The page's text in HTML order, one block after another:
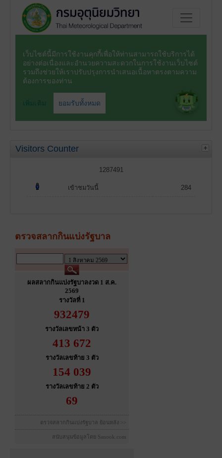
Visitors Counter
1287491
เข้าชมวันนี้ 284